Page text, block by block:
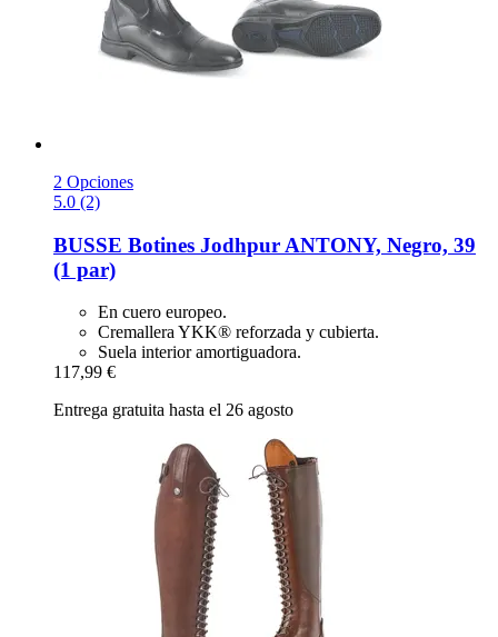
2 Opciones
5.0 (2)
BUSSE Botines Jodhpur ANTONY, Negro, 39
(1 par)
En cuero europeo.
Cremallera YKK® reforzada y cubierta.
Suela interior amortiguadora.
117,99 €
Entrega gratuita hasta el 26 agosto